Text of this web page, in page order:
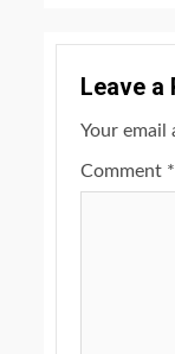
Leave a
Your email
Comment *